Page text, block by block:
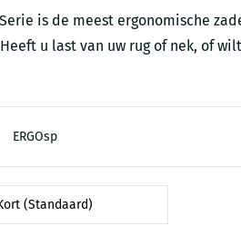
is de meest ergonomische
u last van uw rug of nek, of
ERGOsp